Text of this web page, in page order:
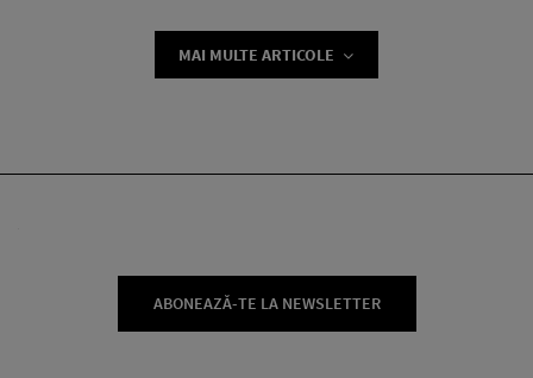
MAI MULTE ARTICOLE
ABONEAZĂ-TE LA NEWSLETTER